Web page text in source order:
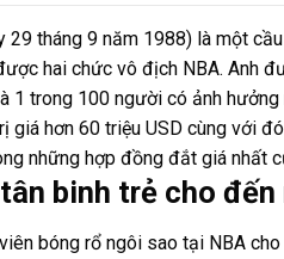
29 tháng 9 năm 1988) là một
hai chức vô địch NBA. Anh
1 trong 100 người có ảnh
giá hơn 60 triệu USD cùng với
những hợp đồng đắt giá nhất
binh trẻ cho
bóng rổ ngôi sao tại NBA